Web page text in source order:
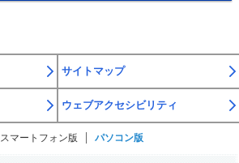
サイトマップ
ウェブアクセシビリティ
スマートフォン版 パソコン版